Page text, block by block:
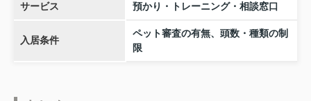
サービス 預かり・トレーニング・相談窓口
入居条件
ペット審査の有無、頭数・種類の制
限